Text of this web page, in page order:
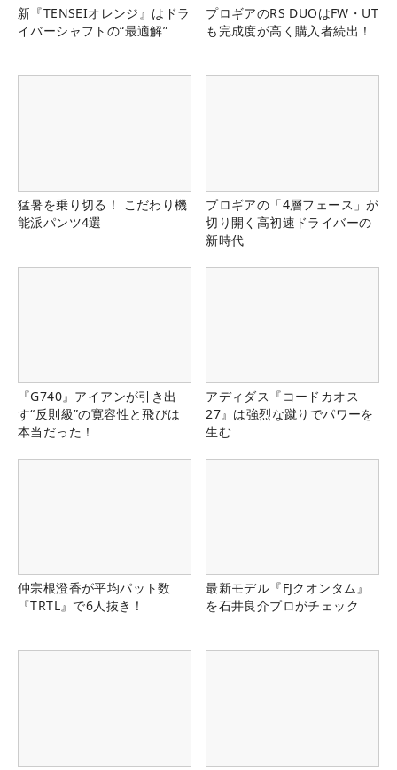
新『TENSEIオレンジ』はドラ
イバーシャフトの“最適解”
プロギアのRS DUOはFW・UT
も完成度が高く購入者続出！
猛暑を乗り切る！ こだわり機
能派パンツ4選
プロギアの「4層フェース」が
切り開く高初速ドライバーの
新時代
『G740』アイアンが引き出
す“反則級”の寛容性と飛びは
本当だった！
アディダス『コードカオス
27』は強烈な蹴りでパワーを
生む
仲宗根澄香が平均パット数
『TRTL』で6人抜き！
最新モデル『FJクオンタム』
を石井良介プロがチェック